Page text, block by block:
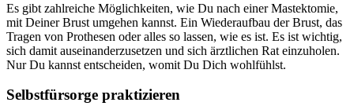
Es gibt zahlreiche Möglichkeiten, wie Du nach einer Mastektomie,
mit Deiner Brust umgehen kannst. Ein Wiederaufbau der Brust, das
Tragen von Prothesen oder alles so lassen, wie es ist. Es ist wichtig,
sich damit auseinanderzusetzen und sich ärztlichen Rat einzuholen.
Nur Du kannst entscheiden, womit Du Dich wohlfühlst.
Selbstfürsorge praktizieren